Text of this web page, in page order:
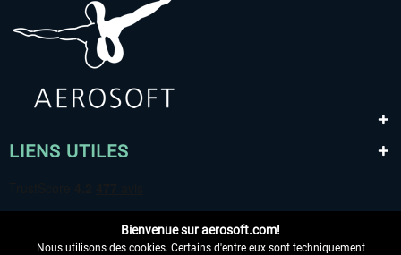
LIENS UTILES
Bienvenue sur aerosoft.com!
Nous utilisons des cookies. Certains d'entre eux sont techniquement